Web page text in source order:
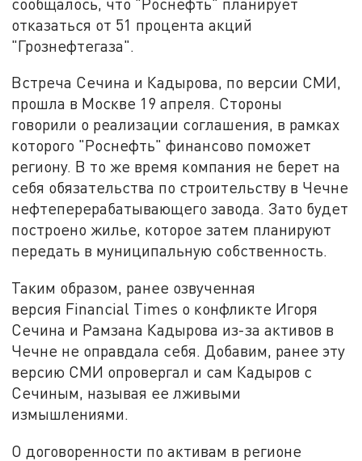
отказаться от 51 процента акций
"Грознефтегаза".
Встреча Сечина и Кадырова, по версии СМИ,
прошла в Москве 19 апреля. Стороны
говорили о реализации соглашения, в рамках
которого "Роснефть" финансово поможет
региону. В то же время компания не берет на
себя обязательства по строительству в Чечне
нефтеперерабатывающего завода. Зато будет
построено жилье, которое затем планируют
передать в муниципальную собственность.
Таким образом, ранее озвученная
версия Financial Times о конфликте Игоря
Сечина и Рамзана Кадырова из-за активов в
Чечне не оправдала себя. Добавим, ранее эту
версию СМИ опровергал и сам Кадыров с
Сечиным, называя ее лживыми
измышлениями.
О договоренности по активам в регионе